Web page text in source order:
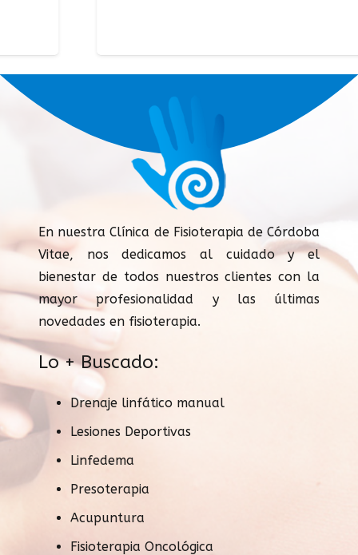
En nuestra Clínica de Fisioterapia de Córdoba
Vitae, nos dedicamos al cuidado y el
bienestar de todos nuestros clientes con la
mayor profesionalidad y las últimas
novedades en fisioterapia.
Lo + Buscado:
Drenaje linfático manual
Lesiones Deportivas
Linfedema
Presoterapia
Acupuntura
Fisioterapia Oncológica